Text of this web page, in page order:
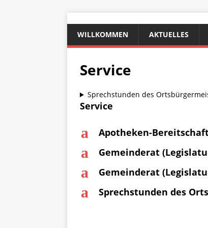
WILLKOMMEN AKTUELLES
Service
Sprechstunden des
Service
a Apotheken-
a Gemeinderat
a Gemeinderat
a Sprechstunden des